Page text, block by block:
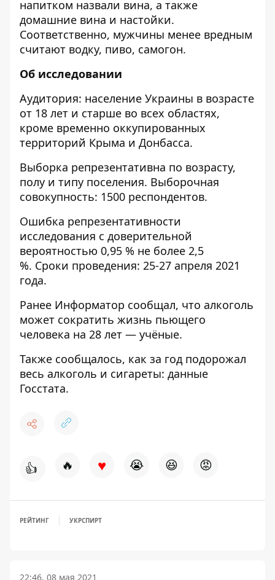
напитком назвали вина, а также
домашние вина и настойки.
Соответственно, мужчины менее вредным
считают водку, пиво, самогон.
Об исследовании
Аудитория: население Украины в возрасте
от 18 лет и старше во всех областях,
кроме временно оккупированных
территорий Крыма и Донбасса.
Выборка репрезентативна по возрасту,
полу и типу поселения. Выборочная
совокупность: 1500 респондентов.
Ошибка репрезентативности
исследования с доверительной
вероятностью 0,95 % не более 2,5
%. Сроки проведения: 25-27 апреля 2021
года.
Ранее Информатор сообщал, что алкоголь
может сократить жизнь пьющего
человека на 28 лет — учёные.
Также сообщалось, как за год подорожал
весь алкоголь и сигареты: данные
Госстата.
👍 🔥 ♥ 😭 😆 😡
РЕЙТИНГ УКРСПИРТ
22:46, 08 мая 2021